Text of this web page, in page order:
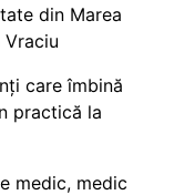
din Marea
care îmbină
practică la
medic, medic